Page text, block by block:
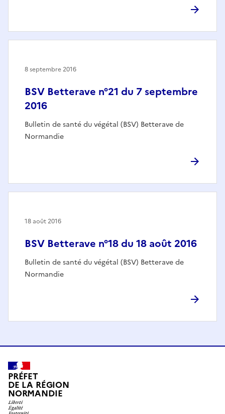
BSV Betterave n°21 du 7 septembre
2016
Bulletin de santé du végétal (BSV) Betterave de
Normandie
8 septembre 2016
BSV Betterave n°18 du 18 août 2016
Bulletin de santé du végétal (BSV) Betterave de
Normandie
18 août 2016
PRÉFET
DE LA RÉGION
NORMANDIE